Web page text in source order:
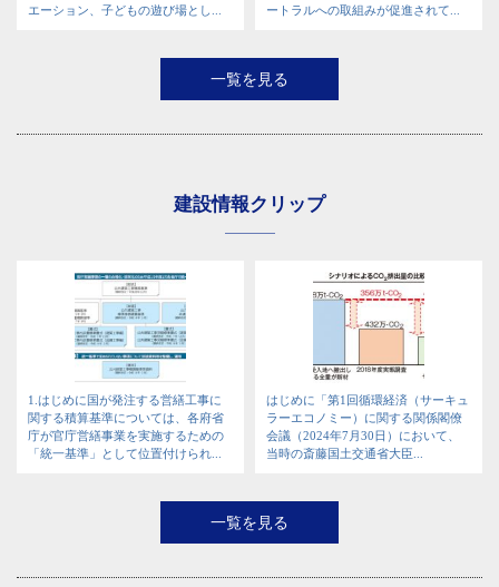
エーション、子どもの遊び場とし...
ートラルへの取組みが促進されて...
一覧を見る
建設情報クリップ
1.はじめに国が発注する営繕工事に
関する積算基準については、各府省
庁が官庁営繕事業を実施するための
「統一基準」として位置付けられ...
はじめに「第1回循環経済（サーキュ
ラーエコノミー）に関する関係閣僚
会議（2024年7月30日）において、
当時の斎藤国土交通省大臣...
一覧を見る